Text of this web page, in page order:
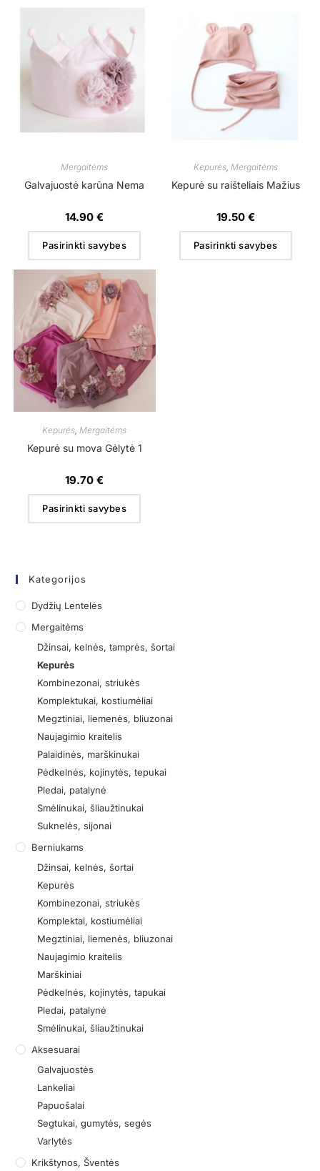
Mergaitėms
Galvajuostė karūna Nema
14.90€
Pasirinkti savybes
Kepurės, Mergaitėms
Kepurė su raišteliais Mažius
19.50 €
Pasirinkti savybes
Kepurės Mergaitėms
Kepurė su mova Gėlytė 1
19.70€
Pasirinkti savybes
Kategorijos
Dydžių Lentelės
Mergaitėms
Džinsai, kelnės, tamprės, šortai
Kepurės
Kombinezonai, striukės
Komplektukai, kostiumėliai
Megztiniai, liemenės, bliuzonai
Naujagimio kraitelis
Palaidinės, marškinukai
Pėdkelnės, kojinytės, tepukai
Pledai, patalynė
Smėlinukai, šliaužtinukai
Suknelės, sijonai
Berniukams
Džinsai, kelnės, šortai
Kepurės
Kombinezonai, striukės
Komplektai, kostiumėliai
Megztiniai, liemenės, bliuzonai
Naujagimio kraitelis
Marškiniai
Pėdkelnės, kojinytės, tapukai
Pledai, patalynė
Smėlinukai, šliaužtinukai
Aksesuarai
Galvajuostės
Lankeliai
Papuošalai
Segtukai, gumytės, segės
Varlytės
Krikštynos, Šventės